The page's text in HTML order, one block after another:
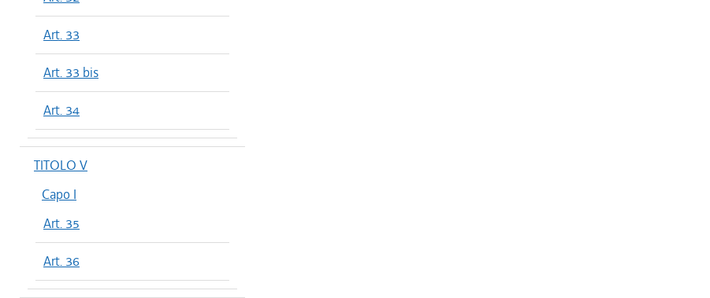
Art. 33
Art. 33 bis
Art. 34
TITOLO V
Capo I
Art. 35
Art. 36